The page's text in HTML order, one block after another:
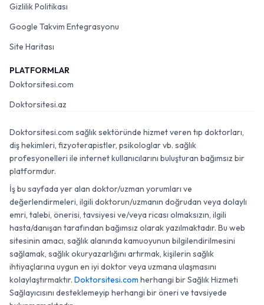
Gizlilik Politikası
Google Takvim Entegrasyonu
Site Haritası
PLATFORMLAR
Doktorsitesi.com
Doktorsitesi.az
Doktorsitesi.com sağlık sektöründe hizmet veren tıp doktorları,
diş hekimleri, fizyoterapistler, psikologlar vb. sağlık
profesyonelleri ile internet kullanıcılarını buluşturan bağımsız bir
platformdur.
İş bu sayfada yer alan doktor/uzman yorumları ve
değerlendirmeleri, ilgili doktorun/uzmanın doğrudan veya dolaylı
emri, talebi, önerisi, tavsiyesi ve/veya ricası olmaksızın, ilgili
hasta/danışan tarafından bağımsız olarak yazılmaktadır. Bu web
sitesinin amacı, sağlık alanında kamuoyunun bilgilendirilmesini
sağlamak, sağlık okuryazarlığını artırmak, kişilerin sağlık
ihtiyaçlarına uygun en iyi doktor veya uzmana ulaşmasını
kolaylaştırmaktır. Doktorsitesi.com herhangi bir Sağlık Hizmeti
Sağlayıcısını desteklemeyip herhangi bir öneri ve tavsiyede